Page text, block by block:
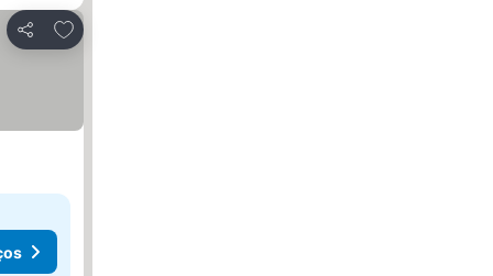
Partilhar
Adicionar aos favoritos